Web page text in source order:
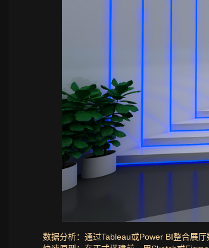
数据分析：通过Tableau或Power BI整合展厅